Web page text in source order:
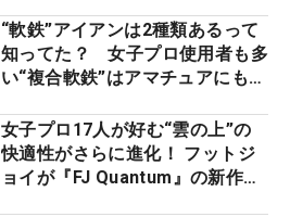
ー』 #女子プロセッティング
“軟鉄”アイアンは2種類あるって
知ってた？ 女子プロ使用者も多
い“複合軟鉄”はアマチュアにもオ
女子プロ17人が好む“雲の上”の
快適性がさらに進化！ フットジ
ョイが『FJ Quantum』の新作を